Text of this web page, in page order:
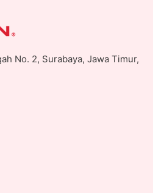
No. 2, Surabaya, Jawa Timur,